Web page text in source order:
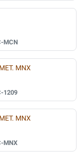
MCN
MNX
1209
MNX
MNX